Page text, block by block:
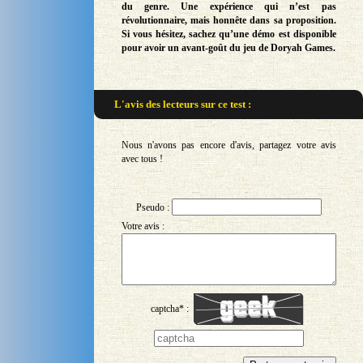
du genre. Une expérience qui n’est pas
révolutionnaire, mais honnête dans sa proposition.
Si vous hésitez, sachez qu’une démo est disponible
pour avoir un avant-goût du jeu de Doryah Games.
L'avis des lecteurs surce test :
Nous n'avons pas encore d'avis, partagez votre avis
avec tous !
Pseudo :
Votre avis :
captcha* :